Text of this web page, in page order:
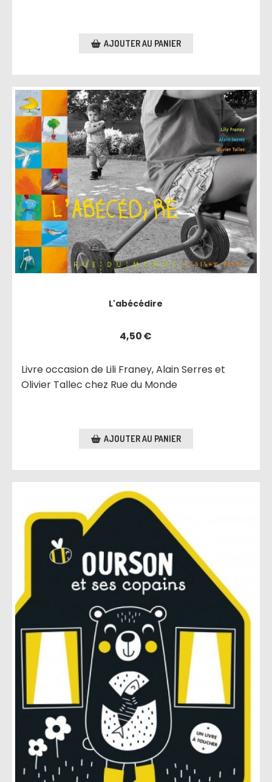
AJOUTER AU PANIER
L'abécédire
4,50€
Livre occasion de Lili Franey, Alain Serres et
Olivier Tallec chez Rue du Monde
AJOUTER AU PANIER